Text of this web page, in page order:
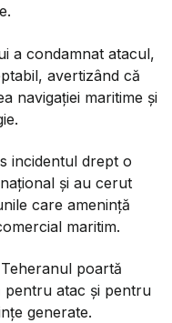
a condamnat atacul,
avertizând că
navigației maritime și
incidentul drept o
și au cerut
care amenință
maritim.
poartă
pentru atac și pentru
generate.